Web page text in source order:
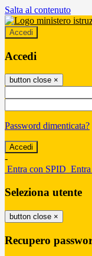
Salta al contenuto
Accedi
Accedi
button close ×
Password dimenticata?
-
Entra con SPID
Seleziona utente
button close ×
Recupero